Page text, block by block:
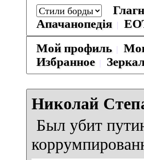
Апачанопедiя
Мой профиль
Избранное
Николай
Был убит